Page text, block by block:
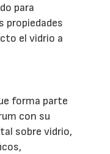
para
propiedades
el vidrio a
forma parte
con su
sobre vidrio,